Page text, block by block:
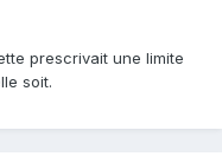
prescrivait une limite
soit.